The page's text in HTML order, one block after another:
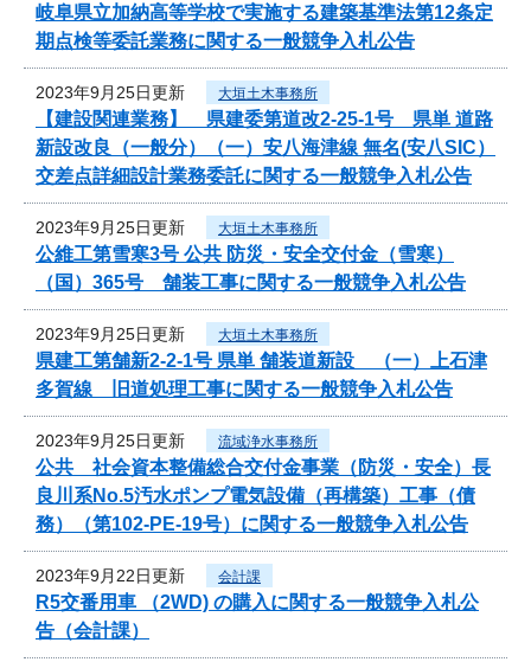
岐阜県立加納高等学校で実施する建築基準法第12条定
期点検等委託業務に関する一般競争入札公告
2023年9月25日更新 大垣土木事務所
【建設関連業務】 県建委第道改2-25-1号 県単 道路
新設改良（一般分）（一）安八海津線 無名(安八SIC）
交差点詳細設計業務委託に関する一般競争入札公告
2023年9月25日更新 大垣土木事務所
公維工第雪寒3号 公共 防災・安全交付金（雪寒）
（国）365号 舗装工事に関する一般競争入札公告
2023年9月25日更新 大垣土木事務所
県建工第舗新2-2-1号 県単 舗装道新設 （一）上石津
多賀線 旧道処理工事に関する一般競争入札公告
2023年9月25日更新 流域浄水事務所
公共 社会資本整備総合交付金事業（防災・安全）長
良川系No.5汚水ポンプ電気設備（再構築）工事（債
務）（第102-PE-19号）に関する一般競争入札公告
2023年9月22日更新 会計課
R5交番用車 （2WD) の購入に関する一般競争入札公
告（会計課）